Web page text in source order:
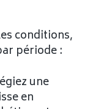
conditions,
période :
une
en